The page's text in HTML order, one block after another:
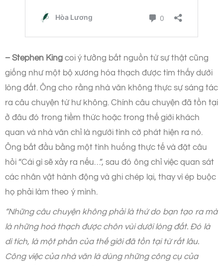
– Stephen King coi ý tưởng bắt nguồn từ sự thật cũng
giống như một bộ xương hóa thạch được tìm thấy dưới
lòng đất. Ông cho rằng nhà văn không thực sự sáng tác
ra câu chuyện từ hư không. Chính câu chuyện đã tồn tại
ở đâu đó trong tiềm thức hoặc trong thế giới khách
quan và nhà văn chỉ là người tình cờ phát hiện ra nó.
Ông bắt đầu bằng một tình huống thực tế và đặt câu
hỏi “Cái gì sẽ xảy ra nếu…”, sau đó ông chỉ việc quan sát
các nhân vật hành động và ghi chép lại, thay vì ép buộc
họ phải làm theo ý mình.
“Những câu chuyện không phải là thứ do bạn tạo ra mà
là những hoá thạch được chôn vùi dưới lòng đất. Đó là
di tích, là một phần của thế giới đã tồn tại từ rất lâu.
Công việc của nhà văn là dùng những công cụ của